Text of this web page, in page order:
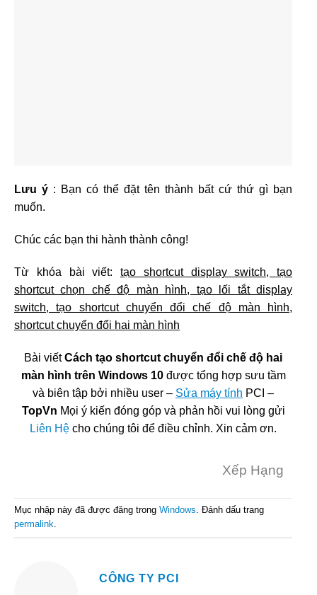
Lưu ý : Bạn có thể đặt tên thành bất cứ thứ gì bạn
muốn.
Chúc các bạn thi hành thành công!
Từ khóa bài viết: tạo shortcut display switch, tạo
shortcut chọn chế độ màn hình, tạo lối tắt display
switch, tạo shortcut chuyển đổi chế độ màn hình,
shortcut chuyển đổi hai màn hình
Bài viếtCách tạo shortcut chuyển đổi chế độ hai
màn hình trên Windows 10được tổng hợp sưu tầm
và biên tập bởi nhiều user – Sửa máy tính PCI –
TopVn Mọi ý kiến đóng góp và phản hồi vui lòng gửi
Liên Hệ cho chúng tôi để điều chỉnh. Xin cảm ơn.
Xếp Hạng
Mục nhập này đã được đăng trong Windows. Đánh dấu trang
permalink.
CÔNG TY PCI